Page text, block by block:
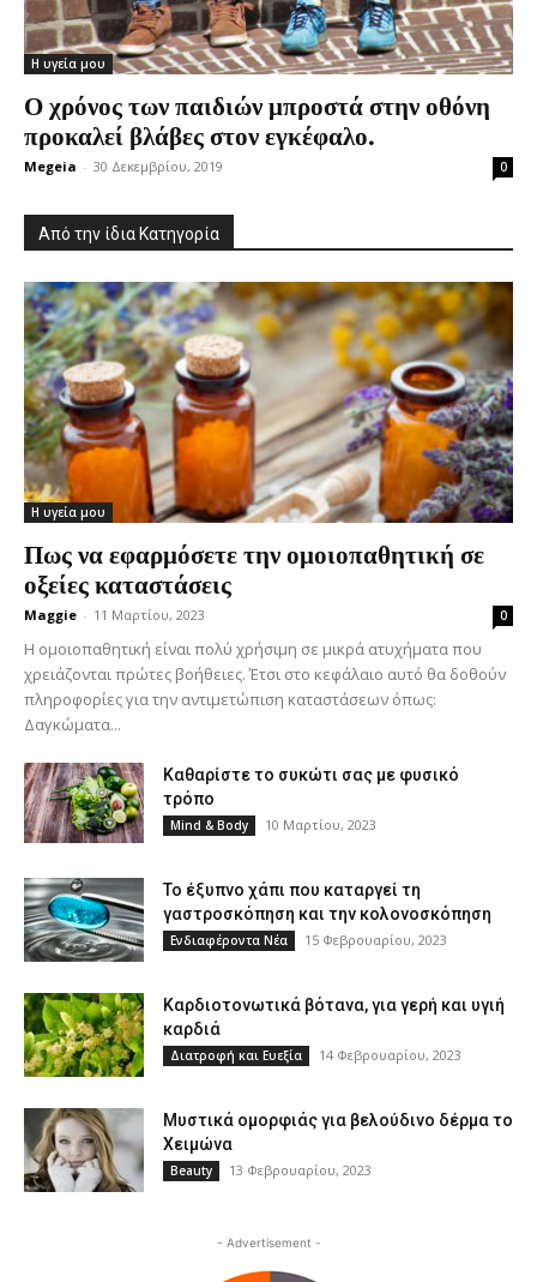
Η υγεία μου
Ο χρόνος των παιδιών μπροστά στην οθόνη
προκαλεί βλάβες στον εγκέφαλο.
Megeia - 30 Δεκεμβρίου, 2019 0
Από την ίδια Κατηγορία
Η υγεία μου
Πως να εφαρμόσετε την ομοιοπαθητική σε
οξείες καταστάσεις
Maggie - 11 Μαρτίου, 2023 0
Η ομοιοπαθητική είναι πολύ χρήσιμη σε μικρά ατυχήματα που
χρειάζονται πρώτες βοήθειες. Έτσι στο κεφάλαιο αυτό θα δοθούν
πληροφορίες για την αντιμετώπιση καταστάσεων όπως:
Δαγκώματα...
Καθαρίστε το συκώτι σας με φυσικό
τρόπο
Mind & Body 10 Μαρτίου, 2023
Το έξυπνο χάπι που καταργεί τη
γαστροσκόπηση και την κολονοσκόπηση
Ενδιαφέροντα Νέα 15 Φεβρουαρίου, 2023
Καρδιοτονωτικά βότανα, για γερή και υγιή
καρδιά
Διατροφή και Ευεξία 14 Φεβρουαρίου, 2023
Μυστικά ομορφιάς για βελούδινο δέρμα το
Χειμώνα
Beauty 13 Φεβρουαρίου, 2023
- Advertisement -